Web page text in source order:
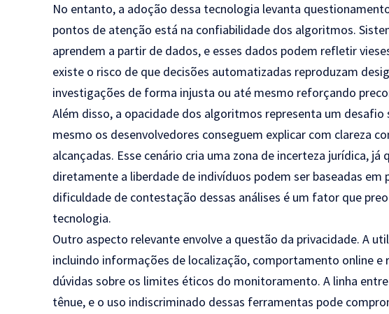
No entanto, a adoção dessa tecnologia levanta
pontos de atenção está na confiabilidade dos algoritmos.
aprendem a partir de dados, e esses dados podem refletir
existe o risco de que decisões automatizadas reproduzam
investigações de forma injusta ou até mesmo reforçando
Além disso, a opacidade dos algoritmos representa um
mesmo os desenvolvedores conseguem explicar com clareza
alcançadas. Esse cenário cria uma zona de incerteza jurídica, já
diretamente a liberdade de indivíduos podem ser baseadas em
dificuldade de contestação dessas análises é um fator que
tecnologia.
Outro aspecto relevante envolve a questão da privacidade. A
incluindo informações de localização, comportamento online e
dúvidas sobre os limites éticos do monitoramento. A linha
tênue, e o uso indiscriminado dessas ferramentas pode